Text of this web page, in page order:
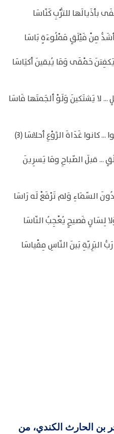
بأذَيالَها للتُّرْبِ كَنّاسَا
أشَدُّ مِنْ فَيْلَقٍ مَمْلُوءَةٍ بَاسَا
حَمْقَى وَمَا يُبقينَ أكيَاسَا
لا يَشتَكينَ وَلَوْ ألجَمتَها فَاسَا
كانوا غَدَاةَ الرَّوْعِ أحلاسَا (3)
... قبلَ الصّباحِ ومَا يَسرِينَ
دُونَ السّمَاءِ وَلم تَرْفَعْ لَه رَاسَا
لِسَانٍ فَصيحٍ يُعْجِبُ النّاسَا
البَرِيّةِ بَينَ النّاسِ مِقْياسَا
بن الحارث الكندي، من